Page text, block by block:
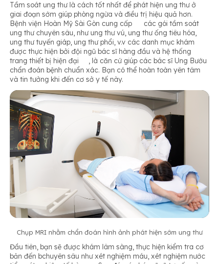
Tầm soát ung thư là cách tốt nhất để phát hiện ung thư ở
giai đoạn sớm giúp phòng ngừa và điều trị hiệu quả hơn.
Bệnh viện Hoàn Mỹ Sài Gòn cung cấp các gói tầm soát
ung thư chuyên sâu, như ung thư vú, ung thư ống tiêu hóa,
ung thư tuyến giáp, ung thư phổi, v.v các danh mục khám
được thực hiện bởi đội ngũ bác sĩ hàng đầu và hệ thống
trang thiết bị hiện đại , là căn cứ giúp các bác sĩ Ung Bướu
chẩn đoán bệnh chuẩn xác. Bạn có thể hoàn toàn yên tâm
và tin tưởng khi đến cơ sở y tế này.
Chụp MRI nhằm chẩn đoán hình ảnh phát hiện sớm ung thư
Đầu tiên, bạn sẽ được khám lâm sàng, thực hiện kiểm tra cơ
bản đến bchuyên sâu như xét nghiệm máu, xét nghiệm nước